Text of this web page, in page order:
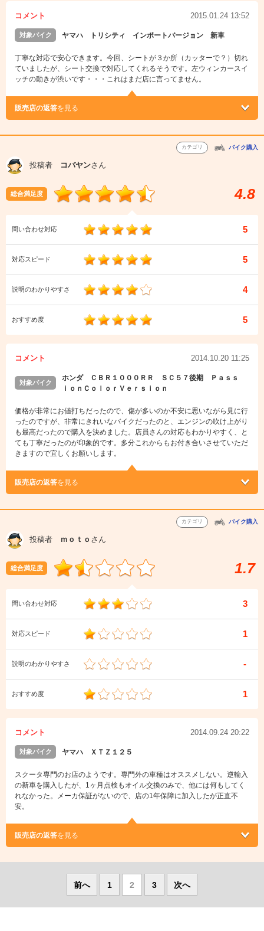
コメント 2015.01.24 13:52
対象バイク ヤマハ トリシティ インポートバージョン 新車
丁寧な対応で安心できます。今回、シートが３か所（カッターで？）切れ
ていましたが、シート交換で対応してくれるそうです。左ウィンカースイ
ッチの動きが渋いです・・・これはまだ店に言ってません。
販売店の返答を見る
カテゴリ バイク購入
投稿者 コバヤンさん
総合満足度 4.8
問い合わせ対応 5
対応スピード 5
説明のわかりやすさ 4
おすすめ度 5
コメント 2014.10.20 11:25
対象バイク
ホンダ ＣＢＲ１０００ＲＲ ＳＣ５７後期 Ｐａｓｓ
ｉｏｎＣｏｌｏｒＶｅｒｓｉｏｎ
価格が非常にお値打ちだったので、傷が多いのか不安に思いながら見に行
ったのですが、非常にきれいなバイクだったのと、エンジンの吹け上がり
も最高だったので購入を決めました。店員さんの対応もわかりやすく、と
ても丁寧だったのが印象的です。多分これからもお付き合いさせていただ
きますので宜しくお願いします。
販売店の返答を見る
カテゴリ バイク購入
投稿者 ｍｏｔｏ さん
総合満足度 1.7
問い合わせ対応 3
対応スピード 1
説明のわかりやすさ -
おすすめ度 1
コメント 2014.09.24 20:22
対象バイク ヤマハ ＸＴＺ１２５
スクータ専門のお店のようです。専門外の車種はオススメしない。逆輸入
の新車を購入したが、1ヶ月点検もオイル交換のみで、他には何もしてく
れなかった。メーカ保証がないので、店の1年保障に加入したが正直不
安。
販売店の返答を見る
前へ 1 2 3 次へ